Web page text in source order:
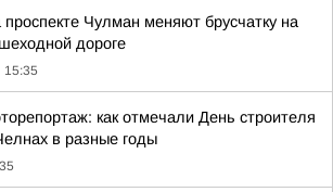
проспекте Чулман меняют брусчатку на
дороге
15:35
как отмечали День строителя
в разные годы